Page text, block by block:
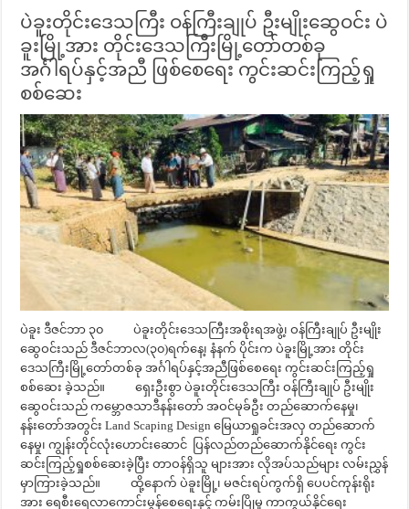
ပဲခူးတိုင်းဒေသကြီး ဝန်ကြီးချုပ် ဦးမျိုးဆွေဝင်း ပဲ
ခူးမြို့အား တိုင်းဒေသကြီးမြို့တော်တစ်ခု
အင်္ဂါရပ်နှင့်အညီ ဖြစ်စေရေး ကွင်းဆင်းကြည့်ရှု
စစ်ဆေး
ပဲခူး ဒီဇင်ဘာ ၃၀ ပဲခူးတိုင်းဒေသကြီးအစိုးရအဖွဲ့၊ ဝန်ကြီးချုပ် ဦးမျိုး
ဆွေဝင်းသည် ဒီဇင်ဘာလ(၃၀)ရက်နေ့၊ နံနက် ပိုင်းက ပဲခူးမြို့အား တိုင်း
ဒေသကြီးမြို့တော်တစ်ခု အင်္ဂါရပ်နှင့်အညီဖြစ်စေရေး ကွင်းဆင်းကြည့်ရှု
စစ်ဆေး ခဲ့သည်။ ရှေးဦးစွာ ပဲခူးတိုင်းဒေသကြီး ဝန်ကြီးချုပ် ဦးမျိုး
ဆွေဝင်းသည် ကမ္ဘောဇသာဒီနန်းတော် အဝင်မုခ်ဦး တည်ဆောက်နေမှု၊
နန်းတော်အတွင်း Land Scaping Design မြေယာရှုခင်းအလှ တည်ဆောက်
နေမှု၊ ကျွန်းတိုင်လုံးဟောင်းဆောင် ပြန်လည်တည်ဆောက်နိုင်ရေး ကွင်း
ဆင်းကြည့်ရှုစစ်ဆေးခဲ့ပြီး တာဝန်ရှိသူ များအား လိုအပ်သည်များ လမ်းညွှန်
မှာကြားခဲ့သည်။ ထို့နောက် ပဲခူးမြို့၊ မဇင်းရပ်ကွက်ရှိ ပေပင်ကုန်းရိုး
အား ရေစီးရေလာကောင်းမွန်စေရေးနှင့် ကမ်းပြိုမှု ကာကွယ်နိုင်ရေး